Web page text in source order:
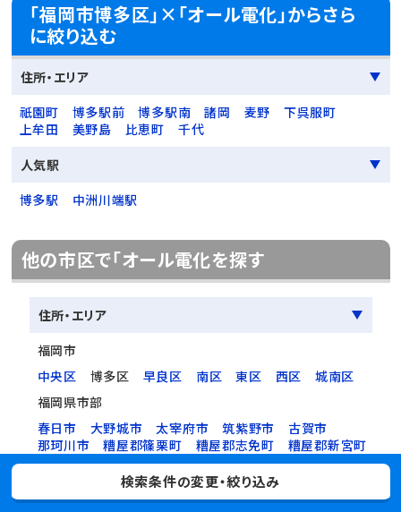
「福岡市博多区」×「オール電化」からさら
に絞り込む
住所・エリア
祇園町
博多駅前 博多駅南 諸岡 麦野
下呉服町
上牟田
美野島 比恵町
千代
人気駅
博多駅
中洲川端駅
他の市区で「オール電化を探す
住所・エリア
福岡市
中央区
博多区 早良区 南区 東区 西区
城南区
福岡県市部
春日市
大野城市 太宰府市 筑紫野市
古賀市
那珂川市
糟屋郡篠栗町 糟屋郡志免町
糟屋郡新宮町
糟屋郡粕屋町
検索条件の変更・絞り込み